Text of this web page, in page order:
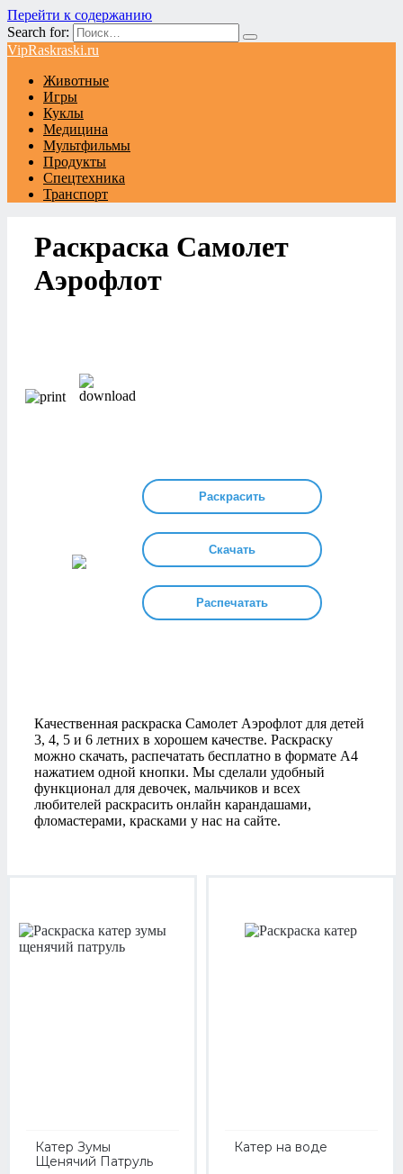
Перейти к содержанию
Search for:
VipRaskraski.ru
Животные
Игры
Куклы
Медицина
Мультфильмы
Продукты
Спецтехника
Транспорт
Раскраска Самолет
Аэрофлот
Раскрасить
Скачать
Распечатать
Качественная раскраска Самолет Аэрофлот для детей
3, 4, 5 и 6 летних в хорошем качестве. Раскраску
можно скачать, распечатать бесплатно в формате А4
нажатием одной кнопки. Мы сделали удобный
функционал для девочек, мальчиков и всех
любителей раскрасить онлайн карандашами,
фломастерами, красками у нас на сайте.
Катер Зумы
Щенячий Патруль
Катер на воде